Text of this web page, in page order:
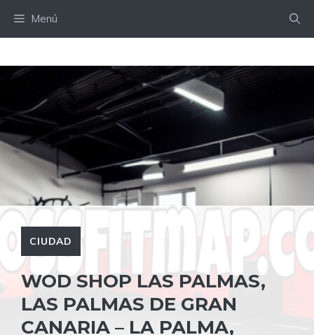
Menú
CIUDAD
WOD SHOP LAS PALMAS,
LAS PALMAS DE GRAN
CANARIA – LA PALMA,